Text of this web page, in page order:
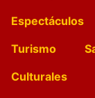
Espectáculos
Turismo
Culturales